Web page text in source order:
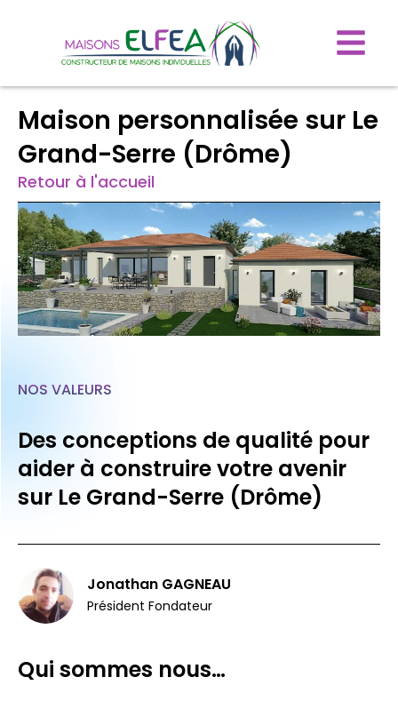
Maison personnalisée sur Le
Grand-Serre (Drôme)
Retour à l'accueil
Qui sommes nous…
NOS VALEURS
Des conceptions de qualité pour
aider à construire votre avenir
sur Le Grand-Serre (Drôme)
Jonathan GAGNEAU
Président Fondateur